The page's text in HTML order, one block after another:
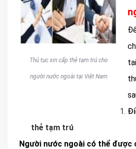
Thủ tục xin cấp thẻ tạm trú cho
người nước ngoài tại Việt Nam
thẻ tạm trú
Người nước ngoài có thể được